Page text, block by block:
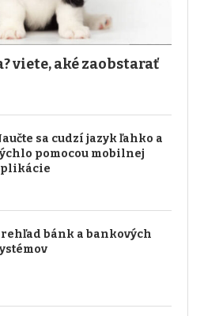
viete, aké zaobstarať
sa cudzí jazyk ľahko a
pomocou mobilnej
bánk a bankových